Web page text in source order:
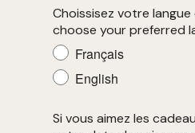
Choissisez votre
choose your preferred
Français
English
Si vous aimez les